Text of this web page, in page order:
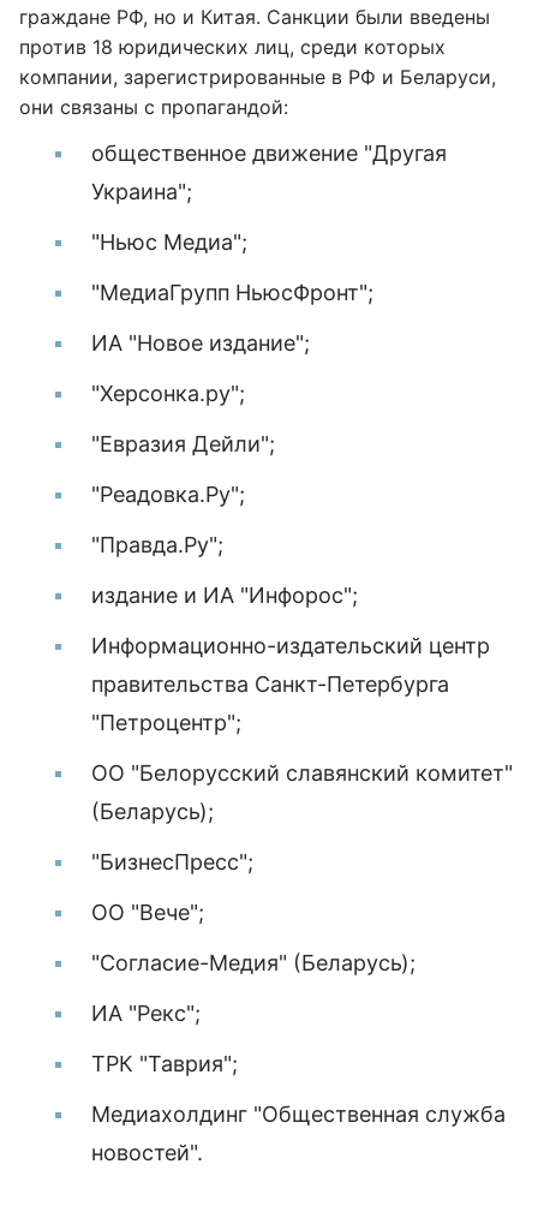
граждане РФ, но и Китая. Санкции были введены
против 18 юридических лиц, среди которых
компании, зарегистрированные в РФ и Беларуси,
они связаны с пропагандой:
общественное движение "Другая
Украина";
"Ньюс Медиа";
"МедиаГрупп НьюсФронт";
ИА "Новое издание";
"Херсонка.ру";
"Евразия Дейли";
"Реадовка.Ру";
"Правда.Ру";
издание и ИА "Инфорос";
Информационно-издательский центр
правительства Санкт-Петербурга
"Петроцентр";
ОО "Белорусский славянский комитет"
(Беларусь);
"БизнесПресс";
ОО "Вече";
"Согласие-Медия" (Беларусь);
ИА "Рекс";
ТРК "Таврия";
Медиахолдинг "Общественная служба
новостей".